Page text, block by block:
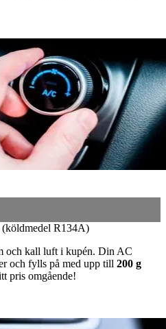
R134A)
och kall luft i kupén. Din AC
och fylls på med upp till 200 g
pris omgående!